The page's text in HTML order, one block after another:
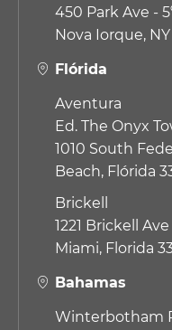
450 Park Ave -
Nova Iorque,
Flórida
Aventura
Ed. The Onyx
1010 South
Beach, Flórida
Brickell
1221 Brickell
Miami, Florida
Bahamas
Winterbotham